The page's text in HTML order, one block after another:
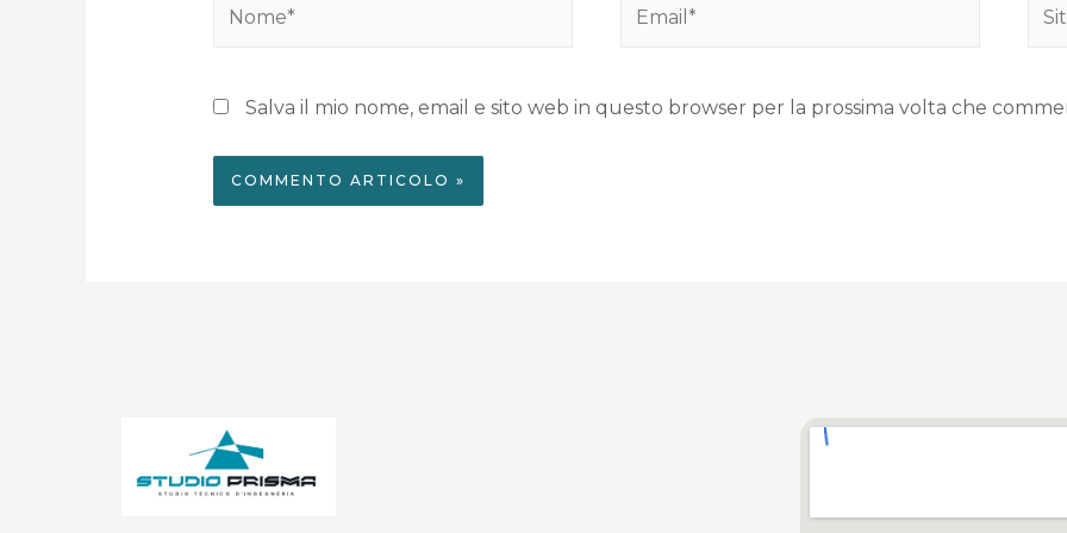
Salva il mio nome, email e sito web in questo browser per la prossima volta che